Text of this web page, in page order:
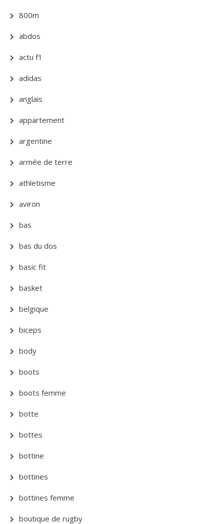
800m
abdos
actu f1
adidas
anglais
appartement
argentine
armée de terre
athletisme
aviron
bas
bas du dos
basic fit
basket
belgique
biceps
body
boots
boots femme
botte
bottes
bottine
bottines
bottines femme
boutique de rugby